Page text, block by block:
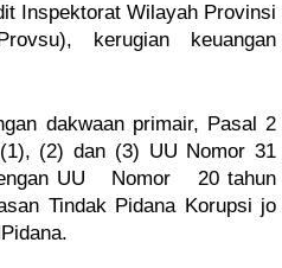
Inspektorat Wilayah Provinsi
kerugian keuangan
dakwaan primair, Pasal 2
(2) dan (3) UU Nomor 31
UU Nomor 20 tahun
Tindak Pidana Korupsi jo